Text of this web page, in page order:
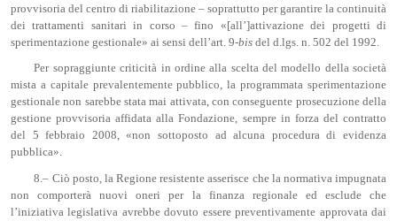
provvisoria del centro di riabilitazione – soprattutto per garantire la continuità
dei trattamenti sanitari in corso – fino «[all’]attivazione dei progetti di
sperimentazione gestionale» ai sensi dell’art. 9-bis del d.lgs. n. 502 del 1992.
Per sopraggiunte criticità in ordine alla scelta del modello della società
mista a capitale prevalentemente pubblico, la programmata sperimentazione
gestionale non sarebbe stata mai attivata, con conseguente prosecuzione della
gestione provvisoria affidata alla Fondazione, sempre in forza del contratto
del 5 febbraio 2008, «non sottoposto ad alcuna procedura di evidenza
pubblica».
8.– Ciò posto, la Regione resistente asserisce che la normativa impugnata
non comporterà nuovi oneri per la finanza regionale ed esclude che
l’iniziativa legislativa avrebbe dovuto essere preventivamente approvata dai